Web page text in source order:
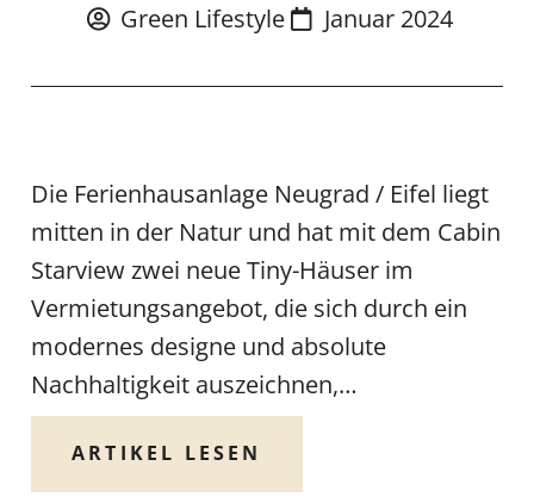
Green Lifestyle Januar 2024
Die Ferienhausanlage Neugrad / Eifel liegt
mitten in der Natur und hat mit dem Cabin
Starview zwei neue Tiny-Häuser im
Vermietungsangebot, die sich durch ein
modernes designe und absolute
Nachhaltigkeit auszeichnen,…
ARTIKEL LESEN